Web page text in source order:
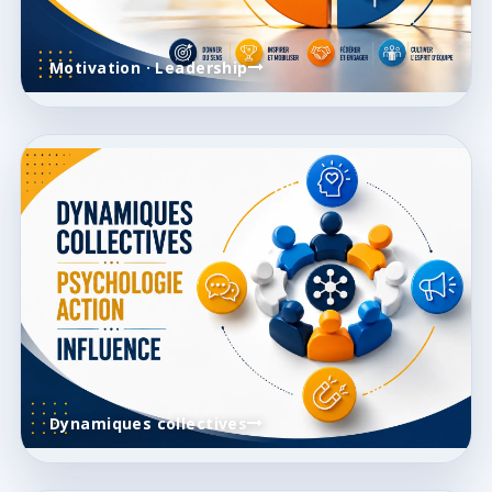
Motivation · Leadership
Dynamiques collectives